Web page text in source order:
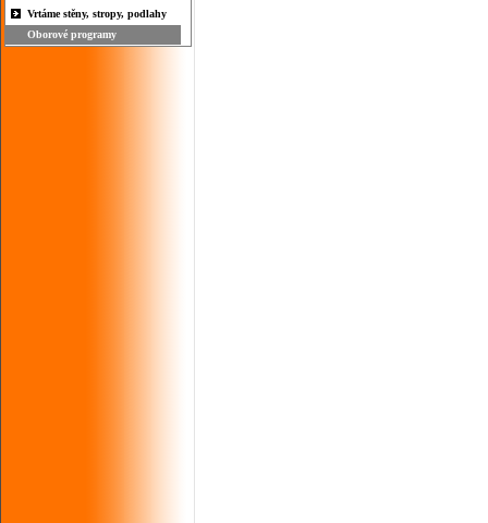
Vrtáme stěny, stropy, podlahy
Oborové programy